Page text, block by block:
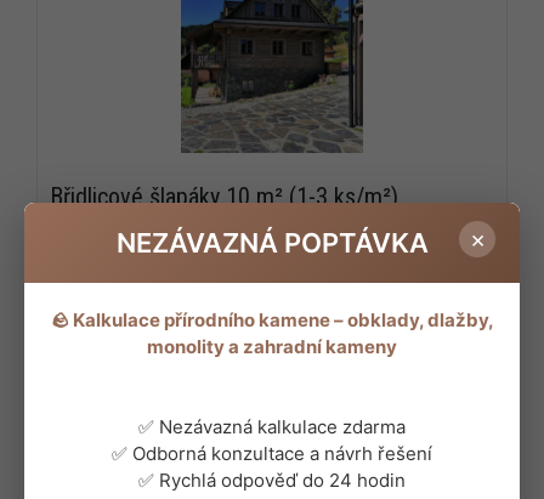
Břidlicové šlapáky 10 m² (1-3 ks/m²)
Nezaměnitelná barva, odolnost a neomezené možnosti použití
jsou spolu s možností maximálního zatížení a maximální
odolností hlavními přednostmi našich břidlicových šlapáků.
NEZÁVAZNÁ POPTÁVKA ×
🪨 Kalkulace přírodního kamene – obklady, dlažby,
monolity a zahradní kameny
✅ Nezávazná kalkulace zdarma
✅ Odborná konzultace a návrh řešení
✅ Rychlá odpověď do 24 hodin